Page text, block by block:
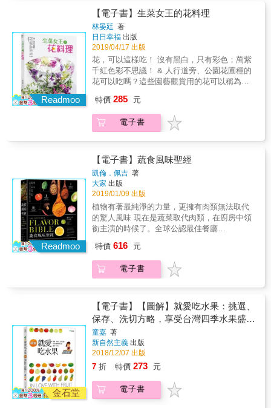
菜、沙拉、主餐、配菜、點心、飲品到實用醬
料，豐富料理完整收錄，美味不設限！ & 本書
特色 & ◎全台第一本以酪梨和番茄為主，與適
合的蔬果、五穀雜糧搭配，餐餐營養有活力。
◎不只是水果，顛覆對酪梨和番茄的吃法，進
入極致非凡的蔬食世界。 ◎簡單和難吃不劃上
等號，每一道食譜都是令人驚豔的好滋味。 &
張家銘（大愛電視台蔬果生活誌製作人） 焦志
方（知名美食節目主持人） 微微蔡（美食作
者） 亞里（金鐘獎最佳主持人）
找，引經據典的歷史證明，現今的觀賞花中，
確實是古老的醫病草藥，是可食用的，只是這
些花，因為花色太美，美得讓人們遺忘原本的
醫療特質，不過，重新定位於料理上的功能，
又是另一層次的貢獻。」 其實花不只是美麗芬
芳而已，適當運用在料理上也非常實用與美
味，盛裝花朵的浪漫好食光，味蕾、味覺都兼
具！ && 在此書中，生菜女王將帶我們來認識
食用花的傳奇故事，以及體驗花花世界裡中西
甜酒等精采多變的實作、食用的奧妙樂趣！ &
本書特色 & 1. 食用花栽種、選購、如何保存、
使用的概念和實用技巧。 2. 涵蓋中西式料理、
烘焙、果醬、抹醬、鹽、糖、醋、甜酒的豐富
食用花食譜。 3. 全彩照片Step by Step，繽紛
花美食，不但可以吃得心花朵朵開，人人都能
成為料理能手。 4. 提昇美感的專業擺盤和創意
運用。
Readmoo
【電子書】生菜女王的花料理
林晏廷 著
日日幸福 出版
2019/04/17 出版
花，可以這樣吃！ 沒有黑白，只有彩色；萬紫
千紅色彩不思議！ & 人行道旁、公園花圃種的
花可以吃嗎？這些園藝觀賞用的花可以稱為食
何在主餐料理、甜點蛋糕上，裝飾了幾朵小
花，是那麼的漂亮與不同凡響，但是要送入口
中，卻出現疑惑的表情！ 「當我發現報紙刊登
找，引經據典的歷史證明，現今的觀賞花中，
確實是古老的醫病草藥，是可食用的，只是這
些花，因為花色太美，美得讓人們遺忘原本的
醫療特質，不過，重新定位於料理上的功能，
又是另一層次的貢獻。」 其實花不只是美麗芬
芳而已，適當運用在料理上也非常實用與美
味，盛裝花朵的浪漫好食光，味蕾、味覺都兼
具！ && 在此書中，生菜女王將帶我們來認識
食用花的傳奇故事，以及體驗花花世界裡中西
甜酒等精采多變的實作、食用的奧妙樂趣！ &
本書特色 & 1. 食用花栽種、選購、如何保存、
使用的概念和實用技巧。 2. 涵蓋中西式料理、
烘焙、果醬、抹醬、鹽、糖、醋、甜酒的豐富
食用花食譜。 3. 全彩照片Step by Step，繽紛
花美食，不但可以吃得心花朵朵開，人人都能
成為料理能手。 4. 提昇美感的專業擺盤和創意
運用。
特價 285 元
電子書
Readmoo
【電子書】蔬食風味聖經
凱倫．佩吉 著
大家 出版
2019/01/09 出版
植物有著最純淨的力量，更擁有肉類無法取代
的驚人風味 現在是蔬菜取代肉類，在廚房中領
銜主演的時候了。全球公認最佳餐廳
奈．瑞哲彼卻聲明：「我從不為健康而吃，我
只為美味而吃。我們之所以該吃蔬菜，並不是
因為蔬菜對我們比較好&hellip;&hellip;最重要的
物權，但現在，現在這個當前的世代，我們開
始為一個全新的理由拋開肉類和乳製品：享用
食物的最佳風味。 地球上可食用植物有30萬
種，每一種都含有無數珍貴物質。植物是養
分、是良藥，更是刺激味蕾的誘人食材。當我
們吃下植物，也就等於吃下飽含大地豐美的食
物。根部的土味、葉片的清甜、花朵的芳香、
果實的酸甜、種子的辛香，還有甜、酸、澀、
苦、辣、鮮味以及成千上萬種芳香氣味。這一
切，都不是肉類所能比擬。 當21世紀的頂尖大
特價 616 元
電子書
金石堂
【電子書】【圖解】就愛吃水果：挑選、
保存、洗切方略，享受台灣四季水果盛宴
不求人
童嘉 著
新自然主義 出版
2018/12/07 出版
7 折 特價 273 元
電子書